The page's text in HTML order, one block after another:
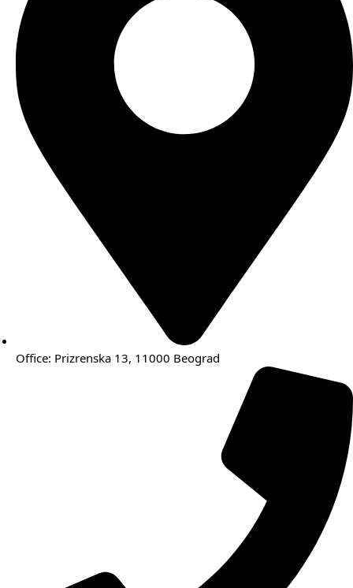
Office: Prizrenska 13, 11000 Beograd